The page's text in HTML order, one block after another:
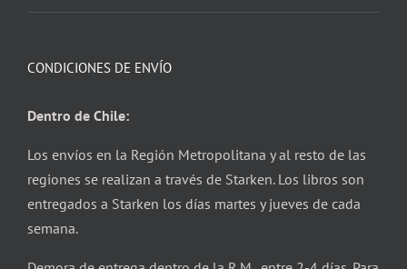
CONDICIONES DE ENVÍO
Dentro de Chile:
Los envíos en la Región Metropolitana y al resto de las
regiones se realizan a través de Starken. Los libros son
entregados a Starken los días martes y jueves de cada
semana.